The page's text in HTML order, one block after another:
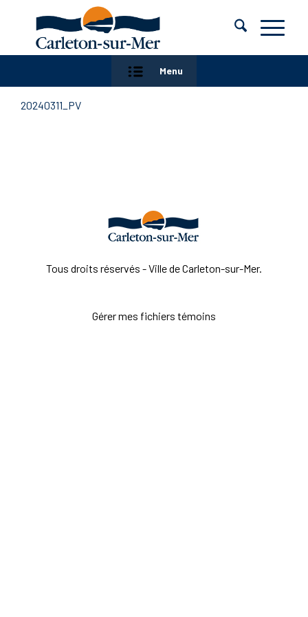
Menu
20240311_PV
Tous droits réservés - Ville de Carleton-sur-Mer.
Gérer mes fichiers témoins